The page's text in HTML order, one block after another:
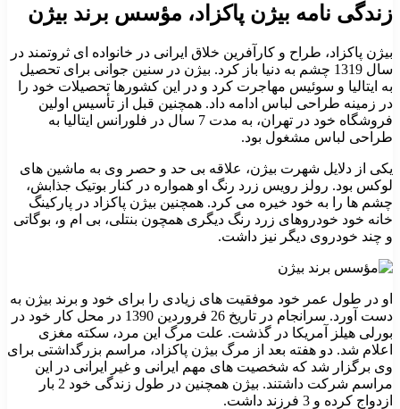
زندگی نامه بیژن پاکزاد، مؤسس برند بیژن
بیژن پاکزاد، طراح و کارآفرین خلاق ایرانی در خانواده ای ثروتمند در
سال 1319 چشم به دنیا باز کرد. بیژن در سنین جوانی برای تحصیل
به ایتالیا و سوئیس مهاجرت کرد و در این کشورها تحصیلات خود را
در زمینه طراحی لباس ادامه داد. همچنین قبل از تأسیس اولین
فروشگاه خود در تهران، به مدت 7 سال در فلورانس ایتالیا به
طراحی لباس مشغول بود.
یکی از دلایل شهرت بیژن، علاقه بی حد و حصر وی به ماشین های
لوکس بود. رولز رویس زرد رنگ او همواره در کنار بوتیک جذابش،
چشم ها را به خود خیره می کرد. همچنین بیژن پاکزاد در پارکینگ
خانه خود خودروهای زرد رنگ دیگری همچون بنتلی، بی ام و، بوگاتی
و چند خودروی دیگر نیز داشت.
او در طول عمر خود موفقیت های زیادی را برای خود و برند بیژن به
دست آورد. سرانجام در تاریخ 26 فروردین 1390 در محل کار خود در
بورلی هیلز آمریکا در گذشت. علت مرگ این مرد، سکته مغزی
اعلام شد. دو هفته بعد از مرگ بیژن پاکزاد، مراسم بزرگداشتی برای
وی برگزار شد که شخصیت های مهم ایرانی و غیر ایرانی در این
مراسم شرکت داشتند. بیژن همچنین در طول زندگی خود 2 بار
ازدواج کرده و 3 فرزند داشت.